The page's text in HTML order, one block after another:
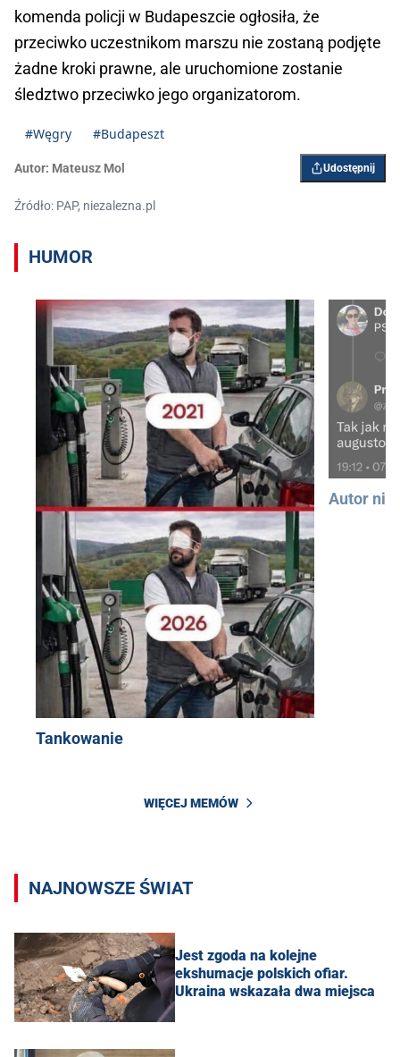
komenda policji w Budapeszcie ogłosiła, że
przeciwko uczestnikom marszu nie zostaną podjęte
żadne kroki prawne, ale uruchomione zostanie
śledztwo przeciwko jego organizatorom.
#Węgry #Budapeszt
Autor: Mateusz Mol Udostępnij
Źródło: PAP, niezalezna.pl
HUMOR
Tankowanie
Autor
WIĘCEJ MEMÓW
NAJNOWSZE ŚWIAT
Jest zgoda na kolejne
ekshumacje polskich ofiar.
Ukraina wskazała dwa miejsca